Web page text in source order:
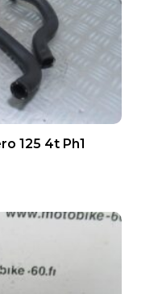
125 4t Ph1